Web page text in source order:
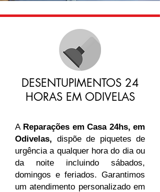
DESENTUPIMENTOS 24
HORAS EM ODIVELAS
A Reparações em Casa 24hs, em
Odivelas, dispõe de piquetes de
urgência a qualquer hora do dia ou
da noite incluindo sábados,
domingos e feriados. Garantimos
um atendimento personalizado em